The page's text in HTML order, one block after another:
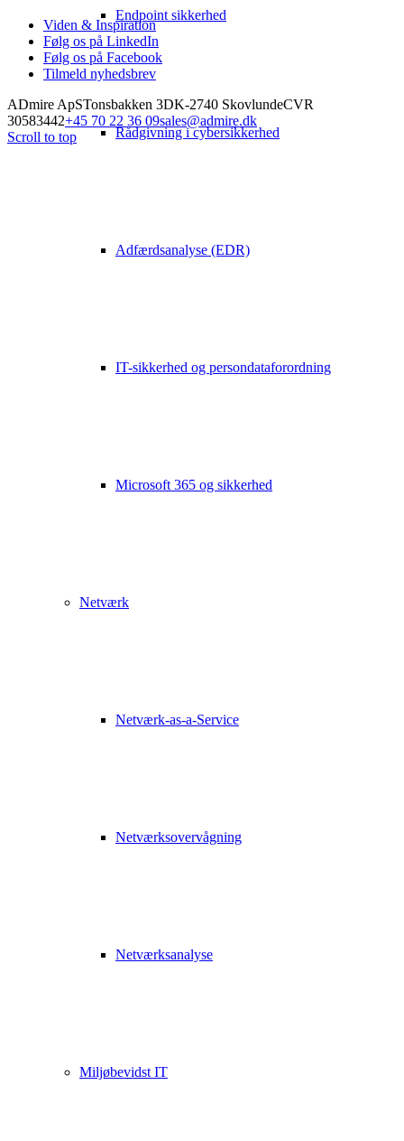
Endpoint sikkerhed
Rådgivning i cybersikkerhed
Adfærdsanalyse (EDR)
IT-sikkerhed og persondataforordning
Microsoft 365 og sikkerhed
Netværk
Netværk-as-a-Service
Netværksovervågning
Netværksanalyse
Miljøbevidst IT
Viden & Inspiration
Følg os på LinkedIn
Følg os på Facebook
Tilmeld nyhedsbrev
ADmire ApSTonsbakken 3DK-2740 SkovlundeCVR
30583442+45 70 22 36 09sales@admire.dk
Scroll to top